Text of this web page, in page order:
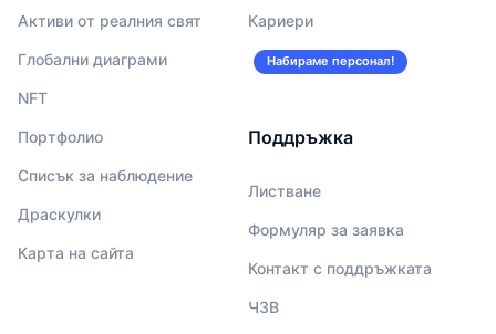
Активи от реалния свят
Глобални диаграми
NFT
Портфолио
Списък за наблюдение
Драскулки
Карта на сайта
Кариери
Набираме персонал!
Поддръжка
Листване
Формуляр за заявка
Контакт с поддръжката
ЧЗВ